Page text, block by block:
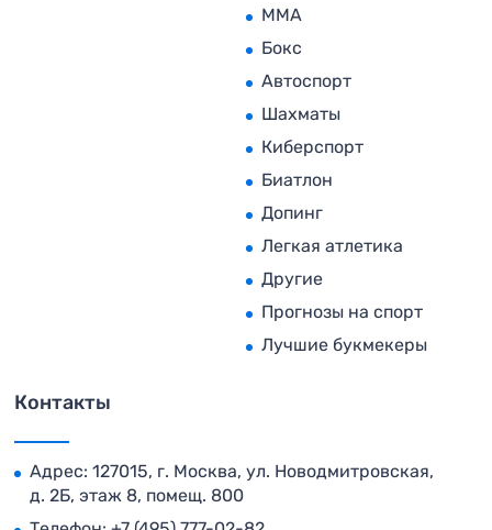
MMA
Бокс
Автоспорт
Шахматы
Киберспорт
Биатлон
Допинг
Легкая атлетика
Другие
Прогнозы на спорт
Лучшие букмекеры
Контакты
Адрес: 127015, г. Москва, ул. Новодмитровская,
д. 2Б, этаж 8, помещ. 800